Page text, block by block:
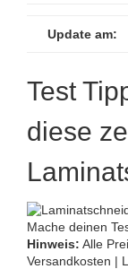
Update am:
Test
diese
Mache deinen
Hinweis: Alle
Versandkosten |